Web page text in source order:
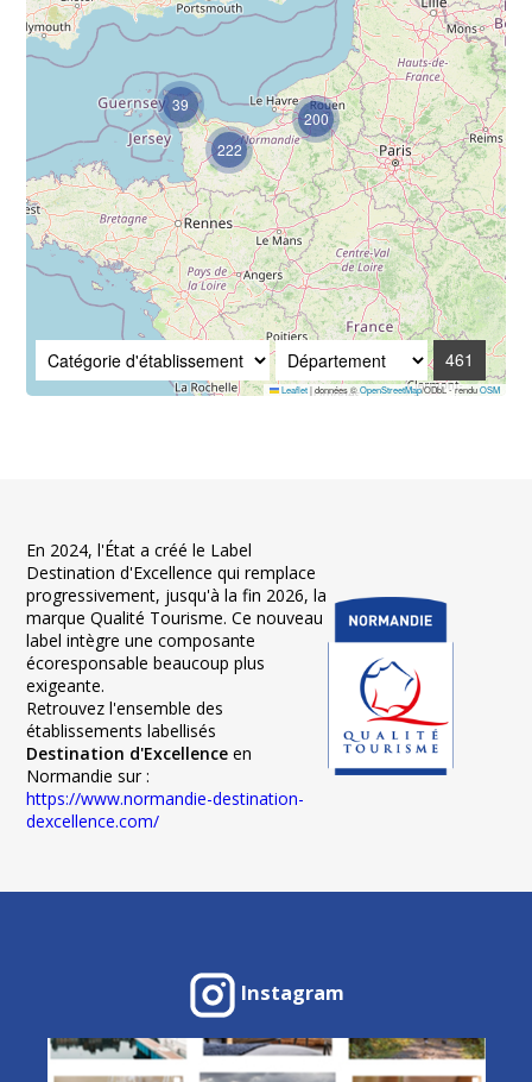
461
39
200
222
Leaflet |données ©OpenStreetMap/ODbL - renduOSM
En 2024, l'État a créé le Label
Destination d'Excellence qui remplace
progressivement, jusqu'à la fin 2026, la
marque Qualité Tourisme. Ce nouveau
label intègre une composante
écoresponsable beaucoup plus
exigeante.
Retrouvez l'ensemble des
établissements labellisés
Destination d'Excellence en
Normandie sur :
https://www.normandie-destination-
dexcellence.com/
Instagram